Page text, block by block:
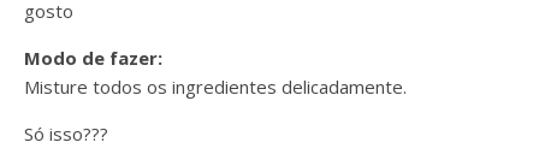
gosto
Modo de fazer:
Misture todos os ingredientes delicadamente.
Só isso???